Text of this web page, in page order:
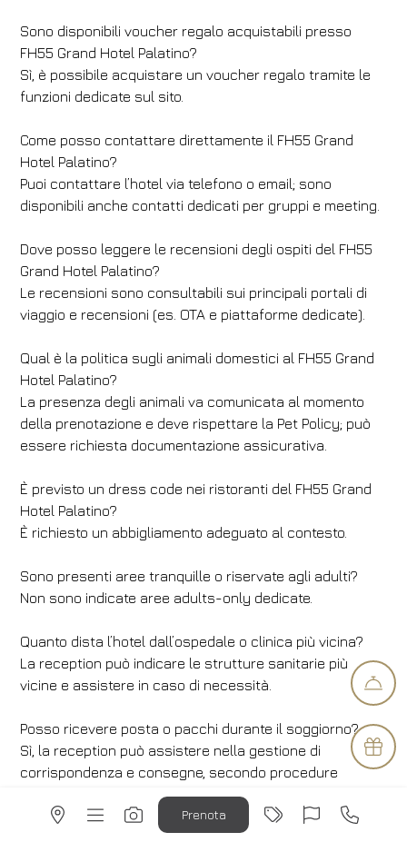
Sono disponibili voucher regalo acquistabili presso
FH55 Grand Hotel Palatino?
Sì, è possibile acquistare un voucher regalo tramite le
funzioni dedicate sul sito.
Come posso contattare direttamente il FH55 Grand
Hotel Palatino?
Puoi contattare l’hotel via telefono o email; sono
disponibili anche contatti dedicati per gruppi e meeting.
Dove posso leggere le recensioni degli ospiti del FH55
Grand Hotel Palatino?
Le recensioni sono consultabili sui principali portali di
viaggio e recensioni (es. OTA e piattaforme dedicate).
Qual è la politica sugli animali domestici al FH55 Grand
Hotel Palatino?
La presenza degli animali va comunicata al momento
della prenotazione e deve rispettare la Pet Policy; può
essere richiesta documentazione assicurativa.
È previsto un dress code nei ristoranti del FH55 Grand
Hotel Palatino?
È richiesto un abbigliamento adeguato al contesto.
Sono presenti aree tranquille o riservate agli adulti?
Non sono indicate aree adults-only dedicate.
Quanto dista l’hotel dall’ospedale o clinica più vicina?
La reception può indicare le strutture sanitarie più
vicine e assistere in caso di necessità.
Posso ricevere posta o pacchi durante il soggiorno?
Sì, la reception può assistere nella gestione di
corrispondenza e consegne, secondo procedure
Sono disponibili prenotazioni di gruppo?
Prenota